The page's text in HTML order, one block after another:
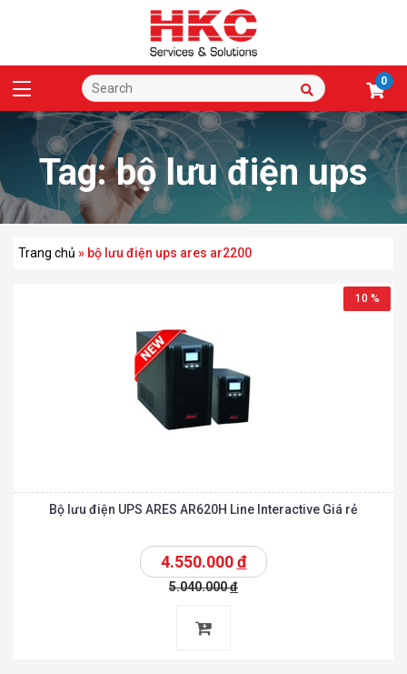
0
Tag:bộ lưu điện ups
ares ar2200
Trang chủ » bộ lưu điện ups ares ar2200
10 %
Bộ lưu điện UPS ARES AR620H Line Interactive Giá rẻ
4.550.000đ
5.040.000đ